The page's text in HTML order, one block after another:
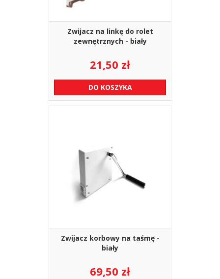
Zwijacz na linkę do rolet
zewnętrznych - biały
21,50 zł
DO KOSZYKA
Zwijacz korbowy na taśmę -
biały
69,50 zł